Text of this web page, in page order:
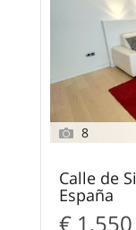
8
Calle de
España
€ 1,550